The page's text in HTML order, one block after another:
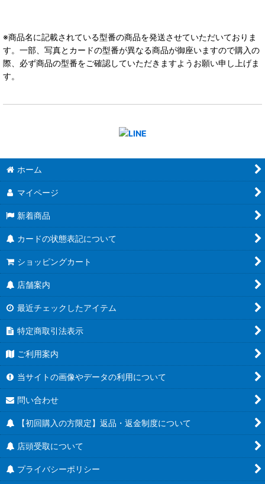
※商品名に記載されている型番の商品を発送させていただいておりま
す。一部、写真とカードの型番が異なる商品が御座いますので購入の
際、必ず商品の型番をご確認していただきますようお願い申し上げま
す。
ホーム
マイページ
新着商品
カードの状態表記について
ショッピングカート
店舗案内
最近チェックしたアイテム
特定商取引法表示
ご利用案内
当サイトの画像やデータの利用について
問い合わせ
【初回購入の方限定】返品・返金制度について
店頭受取について
プライバシーポリシー